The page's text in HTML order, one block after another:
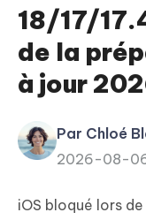
ReiBoot
for iOS
PDF
Editor
iAnyGo
18/17/
de la
à jour
Par Chloé
2026-08-
iOS bloqué lors